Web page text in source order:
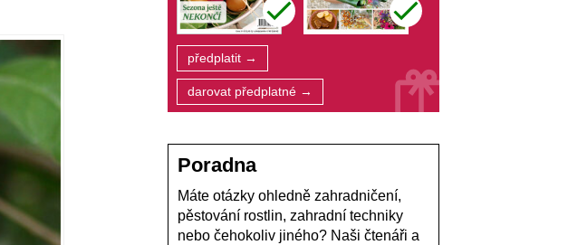
předplatit →
darovat předplatné →
Poradna
Máte otázky ohledně zahradničení,
pěstování rostlin, zahradní techniky
nebo čehokoliv jiného? Naši čtenáři a